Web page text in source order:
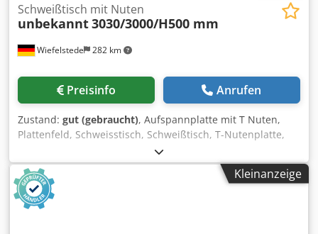
Wiefelstede 282 km
Schweißtisch mit Nuten
unbekannt3030/3000/H500 mm
Preisinfo Anrufen
Zustand: gut (gebraucht), Aufspannplatte mit T Nuten,
Plattenfeld, Schweisstisch, Schweißtisch, T-Nutenplatte,
Aufspannplatte, Anreiß- Tuschierplatte, Meßplatte,
Meßtisch, Richtplatte, Anreissplatte -Aufspannplatte:
Nutenplatte mit massivem Untergestell -Länge: 3030 mm -
Breite: 3000 mm Crodpfsza Sxwox Acgof -Nutenbreite: 25
mm -Maße: siehe Fotos -Abmessung ges.: 3030/3000/H500
Kleinanzeige